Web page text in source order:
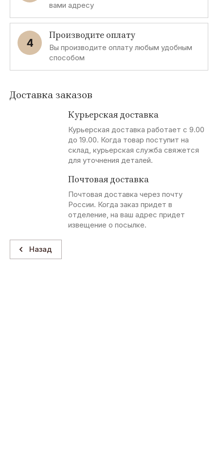
вами адресу
4
Производите оплату
Вы производите оплату любым удобным
способом
Доставка заказов
Курьерская доставка
Курьерская доставка работает с 9.00
до 19.00. Когда товар поступит на
склад, курьерская служба свяжется
для уточнения деталей.
Почтовая доставка
Почтовая доставка через почту
России. Когда заказ придет в
отделение, на ваш адрес придет
извещение о посылке.
Назад